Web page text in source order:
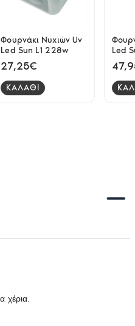
Φουρνάκι Νυχιών Uv
Led Sun L1 228w
27,25€
ΚΑΛΑΘΙ
Led
χέρια.